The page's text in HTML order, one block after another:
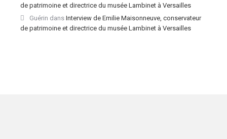
de patrimoine et directrice du musée Lambinet à Versailles
Guérin dans Interview de Emilie Maisonneuve, conservateur
de patrimoine et directrice du musée Lambinet à Versailles